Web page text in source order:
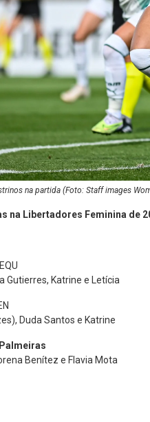
na partida (Foto: Staff images
na Libertadores Feminina de
Gutierres, Katrine e Letícia
Duda Santos e Katrine
Palmeiras
Benítez e Flavia Mota